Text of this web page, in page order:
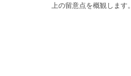
上の留意点を概観します。